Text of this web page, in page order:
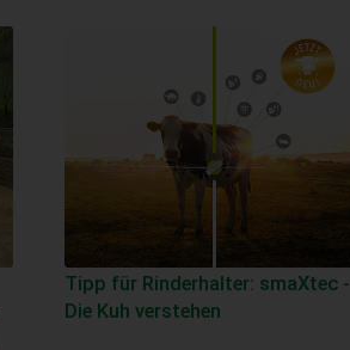
Tipp für Rinderhalter: smaXtec -
Die Kuh verstehen